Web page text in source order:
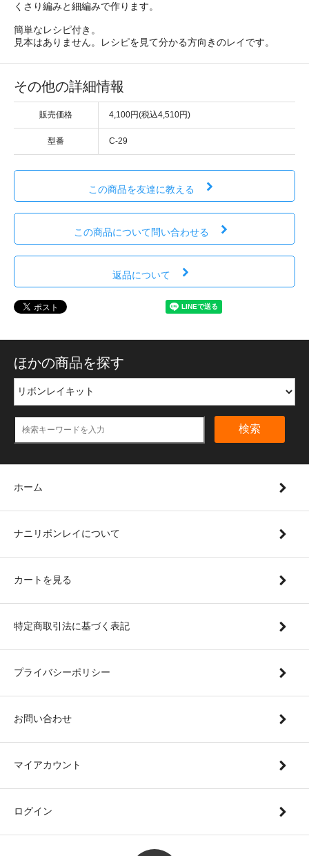
くさり編みと細編みで作ります。
簡単なレシピ付き。
見本はありません。レシピを見て分かる方向きのレイです。
その他の詳細情報
販売価格 4,100円(税込4,510円)
型番 C-29
この商品を友達に教える
この商品について問い合わせる
返品について
ほかの商品を探す
検索
ホーム
ナニリボンレイについて
カートを見る
特定商取引法に基づく表記
プライバシーポリシー
お問い合わせ
マイアカウント
ログイン